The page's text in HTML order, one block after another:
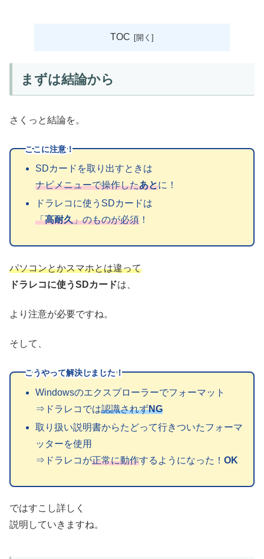
TOC
まずは結論から
さくっと結論を。
ここに注意！
SDカードを取り出すときは
ナビメニューで操作したあとに！
ドラレコに使うSDカードは
「高耐久」のものが必須！
パソコンとかスマホとは違って
ドラレコに使うSDカードは、
より注意が必要ですね。
そして、
こうやって解決しました！
Windowsのエクスプローラーでフォーマット
⇒ドラレコでは認識されずNG
取り扱い説明書からたどって行きついたフォーマ
ッターを使用
⇒ドラレコが正常に動作するようになった！ OK
ではすこし詳しく
説明していきますね。